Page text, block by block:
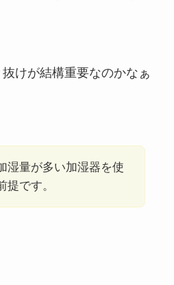
けが結構重要なのかなぁ
湿量が多い加湿器を使
提です。